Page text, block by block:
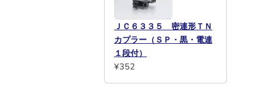
ＪＣ６３３５ 密連形ＴＮ
カプラー（ＳＰ・黒・電連
１段付）
¥352